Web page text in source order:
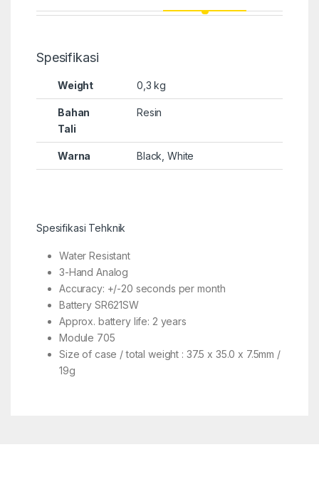
Spesifikasi
Weight 0,3 kg
Bahan
Tali
Resin
Warna Black, White
Spesifikasi Tehknik
Water Resistant
3-Hand Analog
Accuracy: +/-20 seconds per month
Battery SR621SW
Approx. battery life: 2 years
Module 705
Size of case / total weight : 37.5 x 35.0 x 7.5mm /
19g